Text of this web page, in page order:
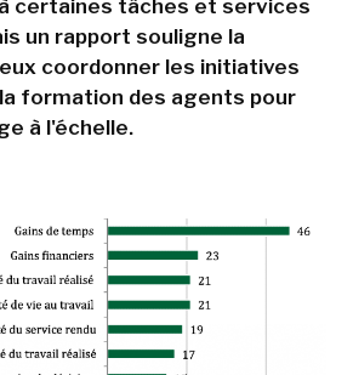
certaines tâches et services
un rapport souligne la
coordonner les initiatives
formation des agents pour
à l'échelle.